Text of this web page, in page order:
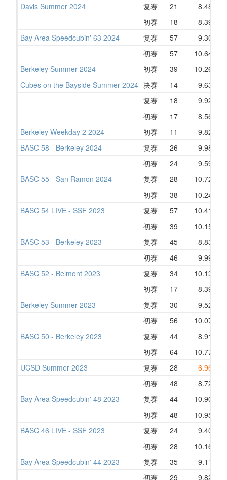
Davis Summer 2024
复赛 21 8.48
初赛
18 8.39
Bay Area Speedcubin' 63 2024
复赛 57 9.30
初赛
57 10.64
Berkeley Summer 2024
初赛 39 10.26
Cubes on the Bayside Summer 2024 决赛 14 9.63
复赛
18 9.92
初赛
17 8.56
Berkeley Weekday 2 2024
初赛 11 9.82
BASC 58 - Berkeley 2024
复赛 26 9.98
初赛
24 9.59
BASC 55 - San Ramon 2024
复赛 28 10.72
初赛
38 10.24
BASC 54 LIVE - SSF 2023
复赛 57 10.41
初赛
39 10.15
BASC 53 - Berkeley 2023
复赛 45 8.83
初赛
46 9.99
BASC 52 - Belmont 2023
复赛 34 10.13
初赛
17 8.39
Berkeley Summer 2023
复赛 30 9.52
初赛
56 10.07
BASC 50 - Berkeley 2023
复赛 44 8.91
初赛
64 10.77
UCSD Summer 2023
复赛 28 6.96
初赛
48 8.72
Bay Area Speedcubin' 48 2023
复赛 44 10.90
初赛
48 10.95
BASC 46 LIVE - SSF 2023
复赛 24 9.40
初赛
28 10.16
Bay Area Speedcubin' 44 2023
复赛 35 9.11
初赛
29 9.82